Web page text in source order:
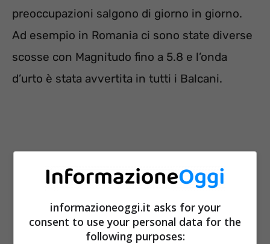
preoccupazioni salgono di giorno in giorno.
Ad esempio in Romania ci sono state diverse
scosse con Magnitudo fino a 5.8 e l’onda
d’urto è stata avvertita in tutti i Balcani.
informazioneoggi.it asks for your
consent to use your personal data for the
following purposes: